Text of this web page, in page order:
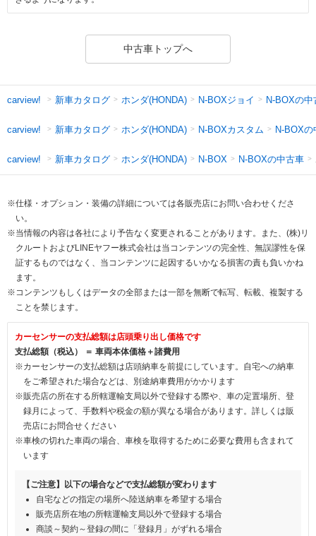
中古車トップへ
carview! 新車カタログ ホンダ(HONDA) N-BOXジョイ N-BOXの中
carview! 新車カタログ ホンダ(HONDA) N-BOXカスタム N-BOXの
carview! 新車カタログ ホンダ(HONDA) N-BOX N-BOXの中古車
※仕様・オプション・装備の詳細については各販売店にお問い合わせくださ
い。
※当情報の内容は各社により予告なく変更されることがあります。また、(株)リ
クルートおよびLINEヤフー株式会社は当コンテンツの完全性、無誤謬性を保
証するものではなく、当コンテンツに起因するいかなる損害の責も負いかね
ます。
※コンテンツもしくはデータの全部または一部を無断で転写、転載、複製する
ことを禁じます。
カーセンサーの支払総額は店頭乗り出し価格です
支払総額（税込） ＝ 車両本体価格＋諸費用
※カーセンサーの支払総額は店頭納車を前提にしています。自宅への納車
をご希望された場合などは、別途納車費用がかかります
※販売店の所在する所轄運輸支局以外で登録する際や、車の定置場所、登
録月によって、手数料や税金の額が異なる場合があります。詳しくは販
売店にお問合せください
※車検の切れた車両の場合、車検を取得するために必要な費用も含まれて
います
【ご注意】以下の場合などで支払総額が変わります
自宅などの指定の場所へ陸送納車を希望する場合
販売店所在地の所轄運輸支局以外で登録する場合
商談～契約～登録の間に「登録月」がずれる場合